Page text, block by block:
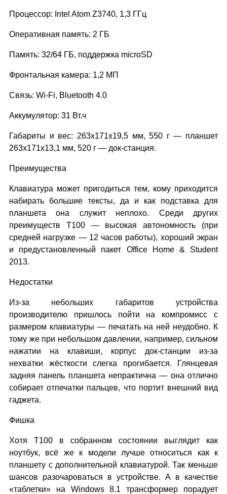
Процессор: Intel Atom Z3740, 1,3 ГГц
Оперативная память: 2 ГБ
Память: 32/64 ГБ, поддержка microSD
Фронтальная камера: 1,2 МП
Связь: Wi-Fi, Bluetooth 4.0
Аккумулятор: 31 Вт.ч
Габариты и вес: 263x171x19,5 мм, 550 г — планшет
263х171х13,1 мм, 520 г — док-станция.
Преимущества
Клавиатура может пригодиться тем, кому приходится
набирать большие тексты, да и как подставка для
планшета она служит неплохо. Среди других
преимуществ T100 — высокая автономность (при
средней нагрузке — 12 часов работы), хороший экран
и предустановленный пакет Office Home & Student
2013.
Недостатки
Из-за небольших габаритов устройства
производителю пришлось пойти на компромисс с
размером клавиатуры — печатать на ней неудобно. К
тому же при небольшом давлении, например, сильном
нажатии на клавиши, корпус док-станции из-за
нехватки жёсткости слегка прогибается. Глянцевая
задняя панель планшета непрактична — она отлично
собирает отпечатки пальцев, что портит внешний вид
гаджета.
Фишка
Хотя Т100 в собранном состоянии выглядит как
ноутбук, всё же к модели лучше относиться как к
планшету с дополнительной клавиатурой. Так меньше
шансов разочароваться в устройстве. А в качестве
«таблетки» на Windows 8.1 трансформер порадует